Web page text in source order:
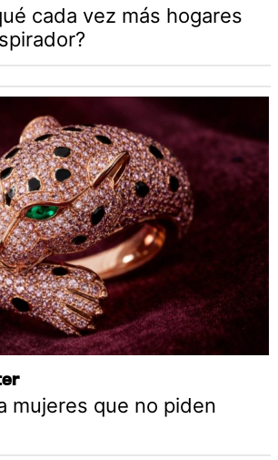
cada vez más hogares
mujeres que no piden